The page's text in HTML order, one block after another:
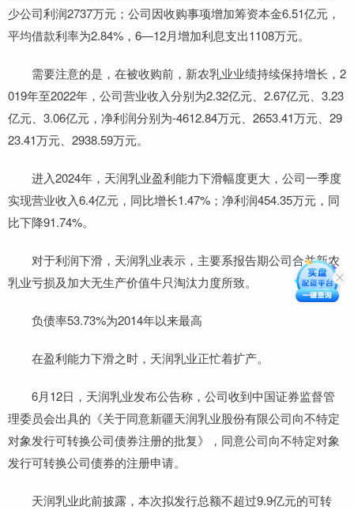
少公司利润2737万元；公司因收购事项增加筹资本金6.51亿元，
平均借款利率为2.84%，6—12月增加利息支出1108万元。
需要注意的是，在被收购前，新农乳业业绩持续保持增长，2
019年至2022年，公司营业收入分别为2.32亿元、2.67亿元、3.23
亿元、3.06亿元，净利润分别为-4612.84万元、2653.41万元、29
23.41万元、2938.59万元。
进入2024年，天润乳业盈利能力下滑幅度更大，公司一季度
实现营业收入6.4亿元，同比增长1.47%；净利润454.35万元，同
比下降91.74%。
对于利润下滑，天润乳业表示，主要系报告期公司合并新农
乳业亏损及加大无生产价值牛只淘汰力度所致。
负债率53.73%为2014年以来最高
在盈利能力下滑之时，天润乳业正忙着扩产。
6月12日，天润乳业发布公告称，公司收到中国证券监督管
理委员会出具的《关于同意新疆天润乳业股份有限公司向不特定
对象发行可转换公司债券注册的批复》，同意公司向不特定对象
发行可转换公司债券的注册申请。
天润乳业此前披露，本次拟发行总额不超过9.9亿元的可转